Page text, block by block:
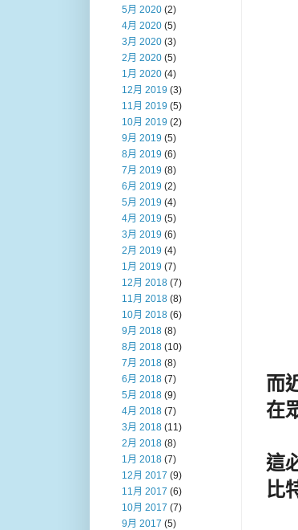
而
在
這
比
5月 2020 (2)
4月 2020 (5)
3月 2020 (3)
2月 2020 (5)
1月 2020 (4)
12月 2019 (3)
11月 2019 (5)
10月 2019 (2)
9月 2019 (5)
8月 2019 (6)
7月 2019 (8)
6月 2019 (2)
5月 2019 (4)
4月 2019 (5)
3月 2019 (6)
2月 2019 (4)
1月 2019 (7)
12月 2018 (7)
11月 2018 (8)
10月 2018 (6)
9月 2018 (8)
8月 2018 (10)
7月 2018 (8)
6月 2018 (7)
5月 2018 (9)
4月 2018 (7)
3月 2018 (11)
2月 2018 (8)
1月 2018 (7)
12月 2017 (9)
11月 2017 (6)
10月 2017 (7)
9月 2017 (5)